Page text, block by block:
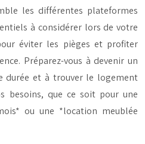
les différentes plateformes
à considérer lors de votre
éviter les pièges et profiter
Préparez-vous à devenir un
durée et à trouver le logement
besoins, que ce soit pour une
ou une *location meublée